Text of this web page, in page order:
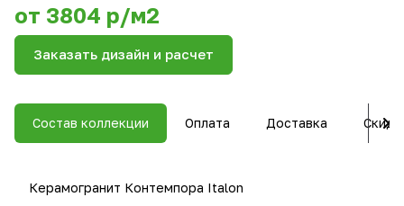
от 3804 р/м2
Заказать дизайн и расчет
Состав коллекции Оплата Доставка
Керамогранит Контемпора Italon